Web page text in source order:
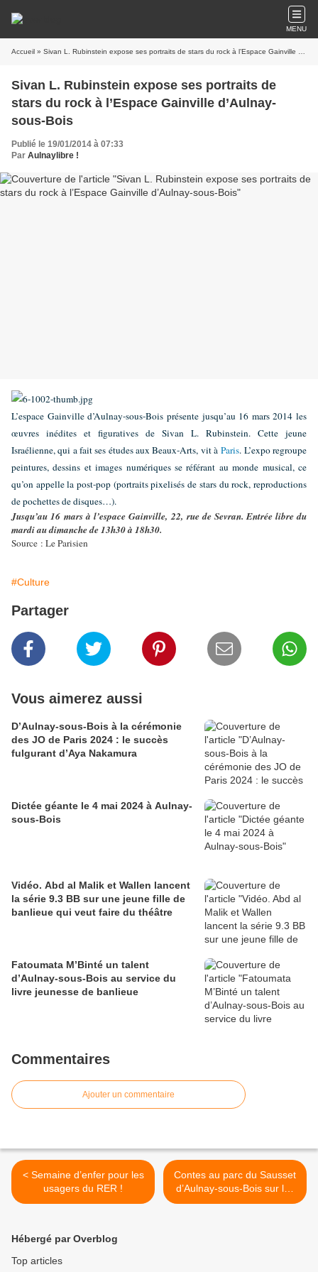
MENU
Accueil » Sivan L. Rubinstein expose ses portraits de stars du rock à l’Espace Gainville d’Aulnay-sous-Bois
Sivan L. Rubinstein expose ses portraits de
stars du rock à l’Espace Gainville d’Aulnay-
sous-Bois
Publié le 19/01/2014 à 07:33
Par Aulnaylibre !
L’espace Gainville d’Aulnay-sous-Bois présente jusqu’au 16 mars 2014 les
œuvres inédites et figuratives de Sivan L. Rubinstein. Cette jeune
Israélienne, qui a fait ses études aux Beaux-Arts, vit àParis. L’expo regroupe
peintures, dessins et images numériques se référant au monde musical, ce
qu’on appelle la post-pop (portraits pixelisés de stars du rock, reproductions
de pochettes de disques…).
Jusqu’au 16 mars à l’espace Gainville, 22, rue de Sevran. Entrée libre du
mardi au dimanche de 13h30 à 18h30.
Source : Le Parisien
#Culture
Partager
Vous aimerez aussi
D’Aulnay-sous-Bois à la cérémonie
des JO de Paris 2024 : le succès
fulgurant d’Aya Nakamura
Dictée géante le 4 mai 2024 à Aulnay-
sous-Bois
Vidéo. Abd al Malik et Wallen lancent
la série 9.3 BB sur une jeune fille de
banlieue qui veut faire du théâtre
Fatoumata M’Binté un talent
d’Aulnay-sous-Bois au service du
livre jeunesse de banlieue
Commentaires
Ajouter un commentaire
< Semaine d’enfer pour les
usagers du RER !
Contes au parc du Sausset
d’Aulnay-sous-Bois sur les
mystères et la magie des
Hébergé par Overblog
Top articles